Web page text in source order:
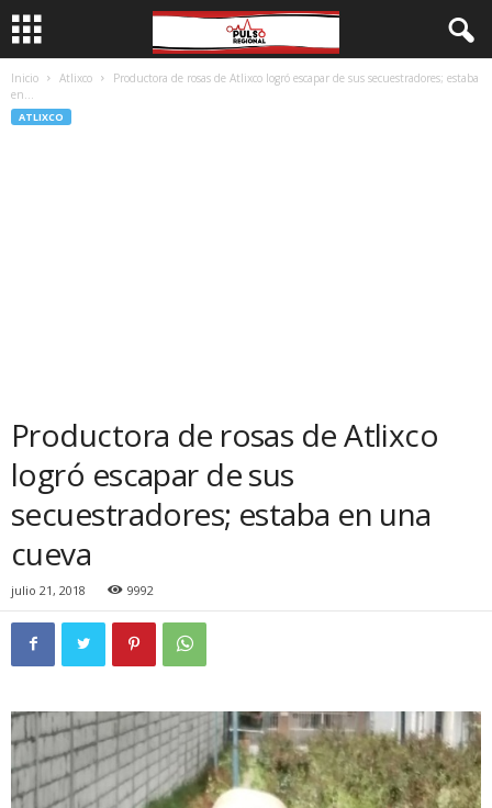
Inicio Atlixco
Productora de rosas de Atlixco logró escapar de sus secuestradores; estaba
en...
ATLIXCO
Productora de rosas de Atlixco
logró escapar de sus
secuestradores; estaba en una
cueva
julio 21, 2018 9992